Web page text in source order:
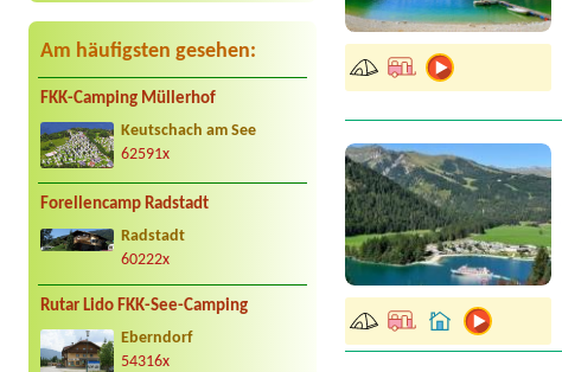
Am häufigsten gesehen:
FKK-Camping Müllerhof
Keutschach am See
62591x
Forellencamp Radstadt
Radstadt
60222x
Rutar Lido FKK-See-Camping
Eberndorf
54316x